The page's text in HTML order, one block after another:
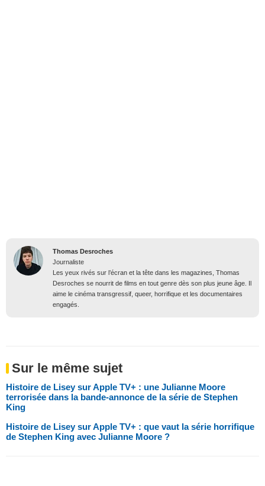
Thomas Desroches
Journaliste
Les yeux rivés sur l’écran et la tête dans les magazines, Thomas
Desroches se nourrit de films en tout genre dès son plus jeune âge. Il
aime le cinéma transgressif, queer, horrifique et les documentaires
engagés.
Sur le même sujet
Histoire de Lisey sur Apple TV+ : une Julianne Moore
terrorisée dans la bande-annonce de la série de Stephen
King
Histoire de Lisey sur Apple TV+ : que vaut la série horrifique
de Stephen King avec Julianne Moore ?